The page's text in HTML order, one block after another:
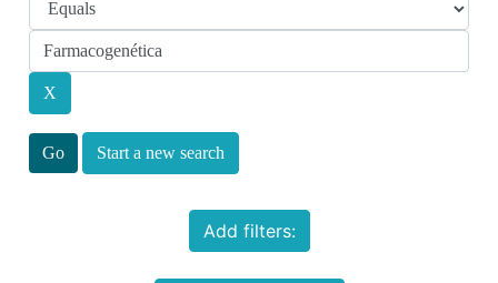
Start a new search
Add filters: